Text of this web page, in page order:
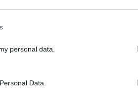
personal data.
Data.
ήξερε ένας άνθρωπος ότι ως
στο δρόμο, στην πρώτη
το κεφάλι σου κορώνα -
15 φορές τα λεφτά που παίρνεις
«Νομίζω ότι έχουμε την